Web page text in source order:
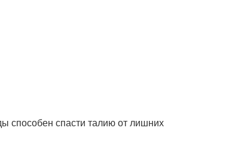
способен спасти талию от лишних